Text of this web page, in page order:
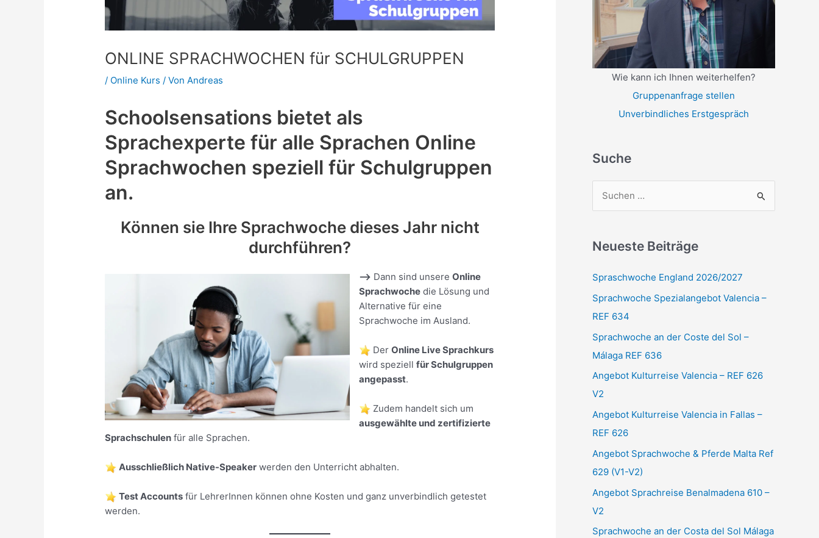
ONLINE SPRACHWOCHEN für SCHULGRUPPEN
/ Online Kurs / VonAndreas
Schoolsensations bietet als
Sprachexperte für alle Sprachen Online
Sprachwochen speziell für Schulgruppen
an.
Können sie Ihre Sprachwoche dieses Jahr nicht
durchführen?
–> Dann sind unsereOnline
Sprachwoche die Lösung und
Alternative für eine
Sprachwoche im Ausland.
DerOnline Live Sprachkurs
wird speziellfür Schulgruppen
angepasst.
Zudem handelt sich um
ausgewählte und zertifizierte
Sprachschulen für alle Sprachen.
Ausschließlich Native-Speaker werden den Unterricht abhalten.
Test Accounts für LehrerInnen können ohne Kosten und ganz unverbindlich getestet
werden.
Wie kann ich Ihnen weiterhelfen?
Gruppenanfrage stellen
Unverbindliches Erstgespräch
Suche
h
e
c
h
:
Neueste Beiträge
Spraschwoche England 2026/2027
Sprachwoche Spezialangebot Valencia –
REF 634
Sprachwoche an der Coste del Sol –
Málaga REF 636
Angebot Kulturreise Valencia – REF 626
V2
Angebot Kulturreise Valencia in Fallas –
REF 626
Angebot Sprachwoche & Pferde Malta Ref
629 (V1-V2)
Angebot Sprachreise Benalmadena 610 –
V2
Sprachwoche an der Costa del Sol Málaga